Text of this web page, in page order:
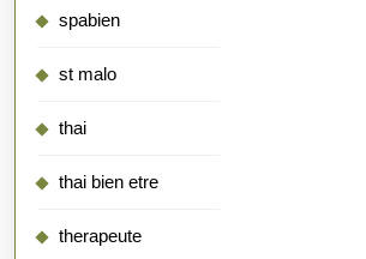
spabien
st malo
thai
thai bien etre
therapeute